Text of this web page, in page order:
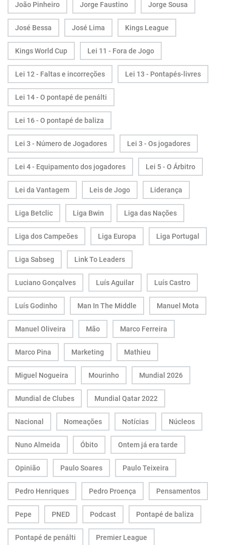
João Pinheiro Jorge Faustino Jorge Sousa
José Bessa José Lima Kings League
Kings World Cup Lei 11 - Fora de Jogo
Lei 12 - Faltas e incorreções Lei 13 - Pontapés-livres
Lei 14 - O pontapé de penálti
Lei 16 - O pontapé de baliza
Lei 3 - Número de Jogadores Lei 3 - Os jogadores
Lei 4 - Equipamento dos jogadores Lei 5 - O Árbitro
Lei da Vantagem Leis de Jogo Liderança
Liga Betclic Liga Bwin Liga das Nações
Liga dos Campeões Liga Europa Liga Portugal
Liga Sabseg Link To Leaders
Luciano Gonçalves Luís Aguilar Luís Castro
Luís Godinho Man In The Middle Manuel Mota
Manuel Oliveira Mão Marco Ferreira
Marco Pina Marketing Mathieu
Miguel Nogueira Mourinho Mundial 2026
Mundial de Clubes Mundial Qatar 2022
Nacional Nomeações Notícias Núcleos
Nuno Almeida Óbito Ontem já era tarde
Opinião Paulo Soares Paulo Teixeira
Pedro Henriques Pedro Proença Pensamentos
Pepe PNED Podcast Pontapé de baliza
Pontapé de penálti Premier League